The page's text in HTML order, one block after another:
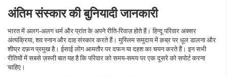
अंतिम संस्कार की बुनियादी जानकारी
भारत में अलग‑अलग धर्म और प्रांत के अपने रीति‑रिवाज़ होते हैं। हिन्दू परिवार अक्सर
अंत्यक्रिया, शव स्नान और दाह संस्कार करते हैं। मुस्लिम समुदाय में क़ब्र पर धूल डालना और
शीघ्र दफ़न प्रमुख है। ईसाई लोग आमतौर पर दफन या दहश का चयन करते हैं। इन सभी
रीतियों में सबसे ज़रूरी बात यह है कि परिवार को समय‑समय पर एक दूसरे को सपोर्ट करना
चाहिए।